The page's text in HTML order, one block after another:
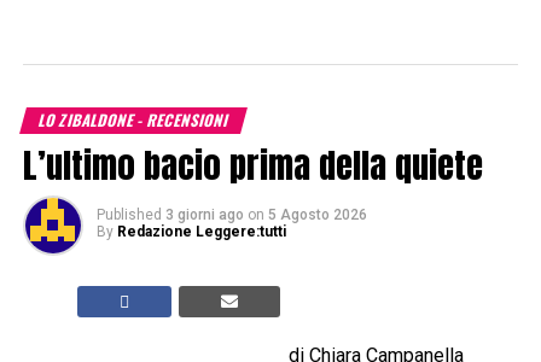
LO ZIBALDONE - RECENSIONI
L’ultimo bacio prima della quiete
Published 3 giorni ago on 5 Agosto 2026
By Redazione Leggere:tutti
di Chiara Campanella